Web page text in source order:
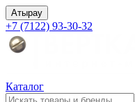
Атырау
+7 (7122) 93-30-32
Каталог